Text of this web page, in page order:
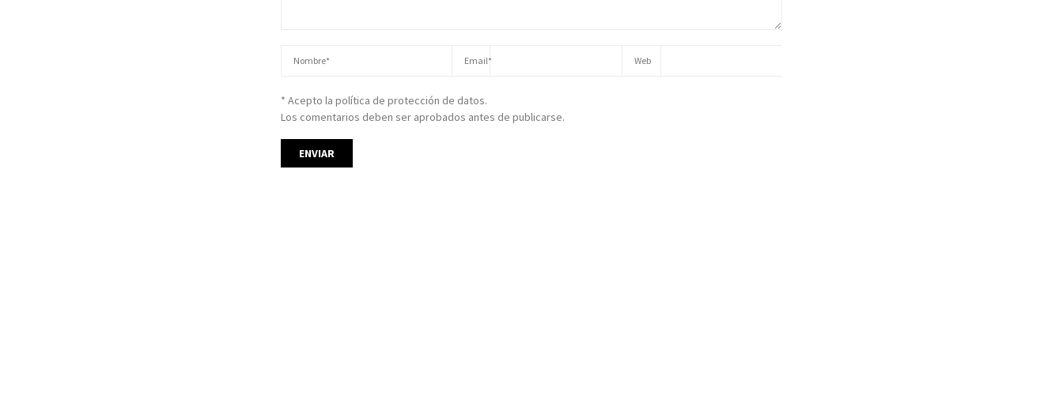
* Acepto la política de protección de datos.
Los comentarios deben ser aprobados antes de publicarse.